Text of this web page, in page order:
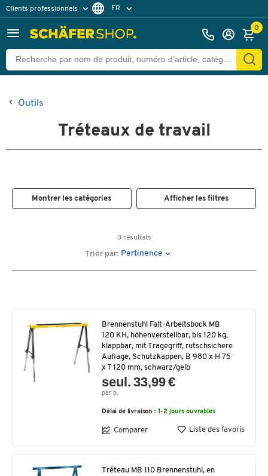
Clients professionnels
Clients particuliers
FR
0
Outils
Tréteaux de travail
Montrer les catégories Afficher les filtres
3 résultats
Trier par: Pertinence
Brennenstuhl Falt-Arbeitsbock MB
120 KH, höhenverstellbar, bis 120 kg,
klappbar, mit Tragegriff, rutschsichere
Auflage, Schutzkappen, B 980 x H 75
x T 120 mm, schwarz/gelb
seul. 33,99 €
par p.
Délai de livraison : 1-2 jours ouvrables
Comparer Liste des favoris
Tréteau MB 110 Brennenstuhl, en